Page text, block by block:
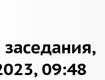
09:48